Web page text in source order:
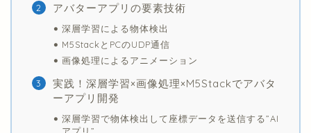
アバターアプリの要素技術
深層学習による物体検出
M5StackとPCのUDP通信
画像処理によるアニメーション
実践！深層学習×画像処理×M5Stackでアバタ
ーアプリ開発
深層学習で物体検出して座標データを送信する”AI